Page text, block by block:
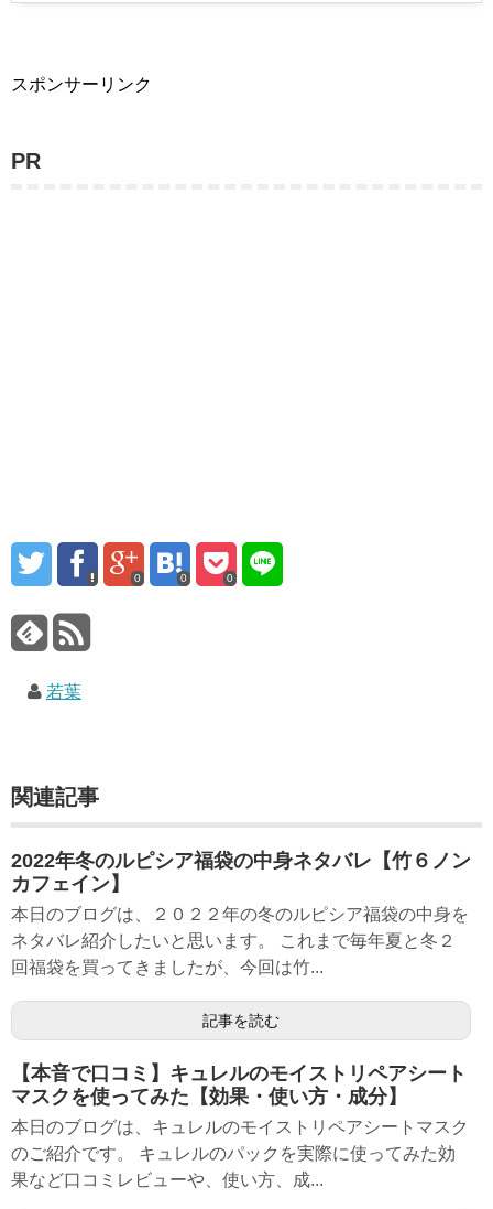
スポンサーリンク
PR
0 0 0
若葉
関連記事
2022年冬のルピシア福袋の中身ネタバレ【竹６ノン
カフェイン】
本日のブログは、２０２２年の冬のルピシア福袋の中身を
ネタバレ紹介したいと思います。 これまで毎年夏と冬２
回福袋を買ってきましたが、今回は竹...
記事を読む
【本音で口コミ】キュレルのモイストリペアシート
マスクを使ってみた【効果・使い方・成分】
本日のブログは、キュレルのモイストリペアシートマスク
のご紹介です。 キュレルのパックを実際に使ってみた効
果など口コミレビューや、使い方、成...